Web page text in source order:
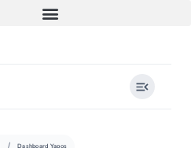
Dashboard Yapos